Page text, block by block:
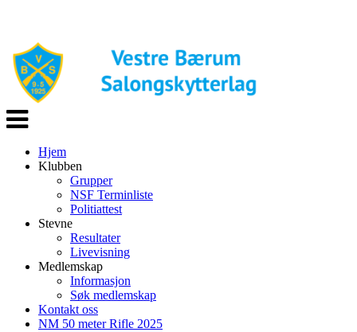
Veksle
navigasjon
Hjem
Klubben
Grupper
NSF Terminliste
Politiattest
Stevne
Resultater
Livevisning
Medlemskap
Informasjon
Søk medlemskap
Kontakt oss
NM 50 meter Rifle 2025